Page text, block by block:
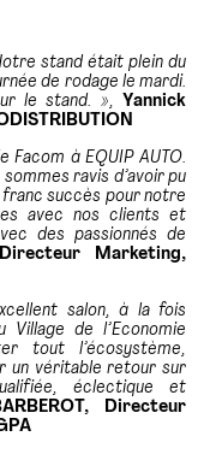
stand était plein du
de rodage le mardi.
le stand. », Yannick
à EQUIP AUTO.
ravis d’avoir pu
franc succès pour notre
avec nos clients et
des passionnés de
Marketing,
salon, à la fois
de l’Economie
tout l’écosystème,
un véritable retour sur
éclectique et
Directeur